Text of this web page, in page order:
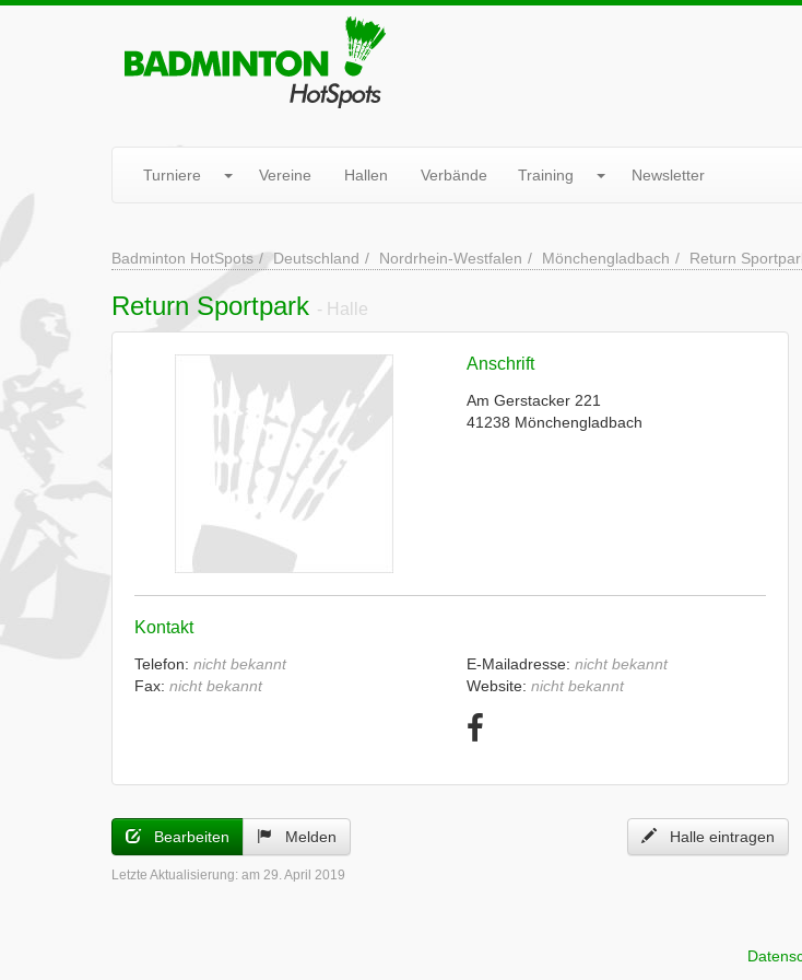
Turniere Vereine Hallen Verbände Training Newsletter
Badminton HotSpots Deutschland Nordrhein-Westfalen Mönchengladbach Return
Return Sportpark - Halle
Anschrift
Am Gerstacker 221
41238 Mönchengladbach
Kontakt
Telefon: nicht bekannt
Fax: nicht bekannt
E-Mailadresse: nicht bekannt
Website: nicht bekannt
Bearbeiten Melden Halle eintragen
Letzte Aktualisierung: am 29. April 2019